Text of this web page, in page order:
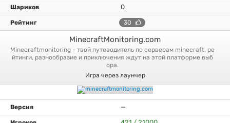
0
30
MinecraftMonitoring.com
minecraftmonitoring - твой путеводитель по серверам minecraft. ре
йтинги, разнообразие и приключения ждут на этой платформе выб
ора.
Игра через лаунчер
—